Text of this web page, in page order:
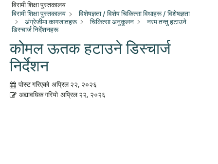
बिरामी शिक्षा पुस्तकालय
बिरामी शिक्षा पुस्तकालय
विशेषज्ञता / विशेष चिकित्सा विधाहरू / विशेषज्ञता
अंग्रेजीमा कागजातहरू
चिकित्सा अनुकूलन
नरम तन्तु हटाउने
डिस्चार्ज निर्देशनहरू
कोमल ऊतक हटाउने डिस्चार्ज
निर्देशन
पोस्ट गरिएको अप्रिल २२, २०२६
अद्यावधिक गरियो अप्रिल २२, २०२६